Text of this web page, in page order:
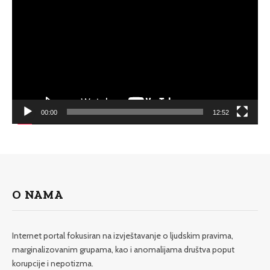
00:00 12:52
O NAMA
Internet portal fokusiran na izvještavanje o ljudskim pravima,
marginalizovanim grupama, kao i anomalijama društva poput
korupcije i nepotizma.